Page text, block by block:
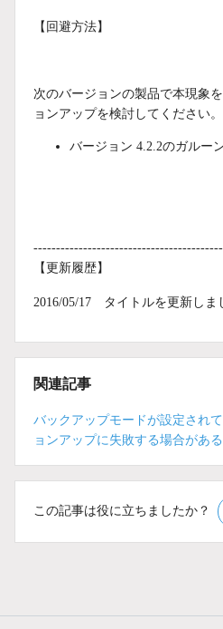
【回避方法】
次のバージョンの製品で本現象
ョンアップを検討してください。
バージョン 4.2.2のガルー
【更新履歴】
2016/05/17 タイトルを更新しま
関連記事
バックアップモードが設定され
ョンアップに失敗する場合がある
この記事は役に立ちましたか？